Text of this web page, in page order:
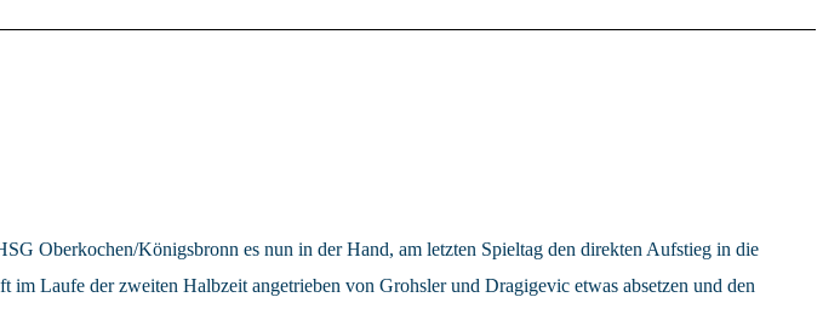
Oberkochen/Königsbronn es nun in der Hand, am letzten Spieltag den direkten Aufstieg in die
Laufe der zweiten Halbzeit angetrieben von Grohsler und Dragigevic etwas absetzen und den